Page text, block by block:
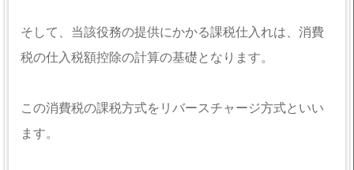
そして、当該役務の提供にかかる課税仕入れは、消費
税の仕入税額控除の計算の基礎となります。
この消費税の課税方式をリバースチャージ方式といい
ます。